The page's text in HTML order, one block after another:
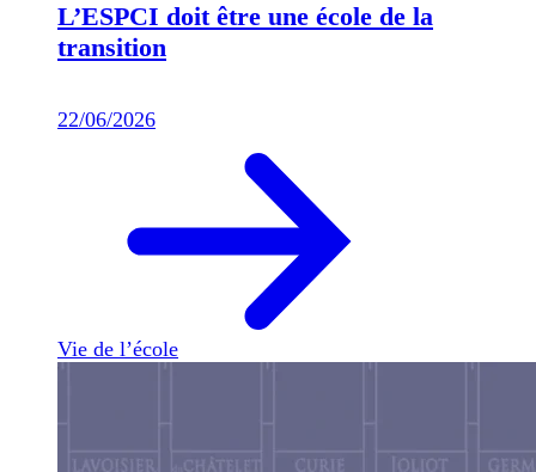
L’ESPCI doit être une école de la
transition
22/06/2026
Vie de l’école